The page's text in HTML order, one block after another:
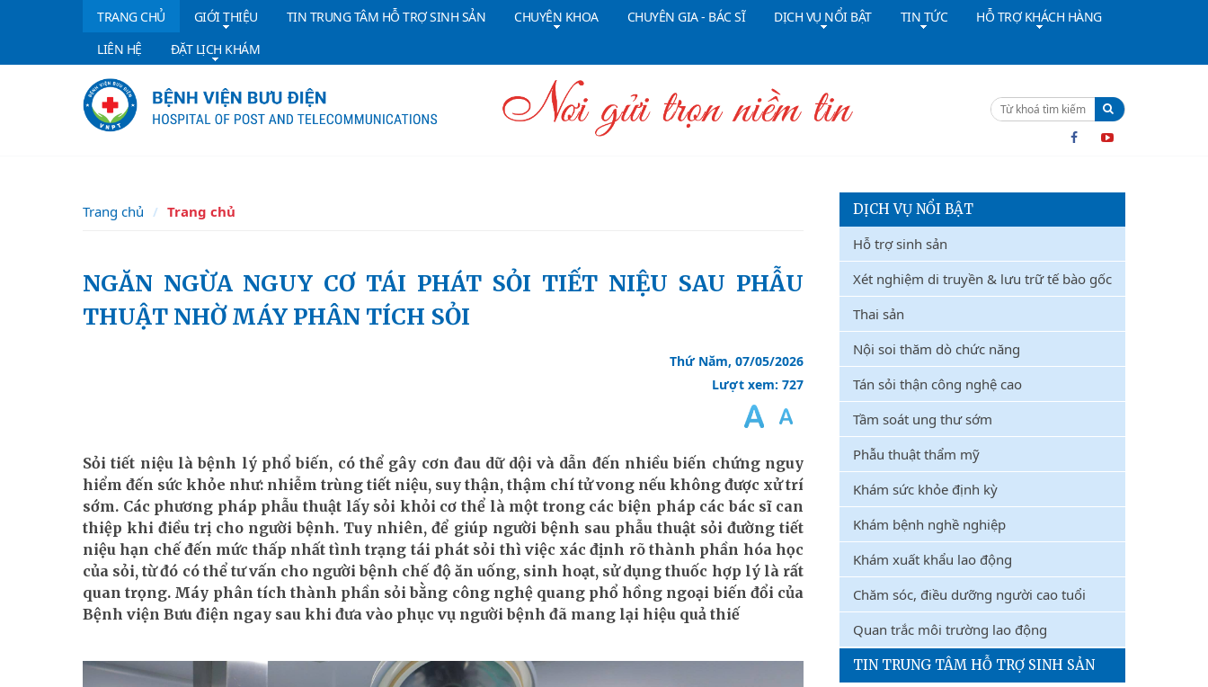
TRANG CHỦ GIỚI THIỆU TIN TRUNG TÂM HỖ TRỢ SINH SẢN CHUYÊN KHOA CHUYÊN GIA - BÁC SĨ DỊCH VỤ NỔI BẬT TIN TỨC
HỖ TRỢ KHÁCH HÀNG
LIÊN HỆ
ĐẶT LỊCH KHÁM
Trang chủ Trang chủ
NGĂN NGỪA NGUY CƠ TÁI PHÁT SỎI TIẾT NIỆU SAU PHẪU
THUẬT NHỜ MÁY PHÂN TÍCH SỎI
Thứ Năm, 07/05/2026
Lượt xem: 727
Sỏi tiết niệu là bệnh lý phổ biến, có thể gây cơn đau dữ dội và dẫn đến nhiều biến chứng nguy
hiểm đến sức khỏe như: nhiễm trùng tiết niệu, suy thận, thậm chí tử vong nếu không được xử trí
sớm. Các phương pháp phẫu thuật lấy sỏi khỏi cơ thể là một trong các biện pháp các bác sĩ can
thiệp khi điều trị cho người bệnh. Tuy nhiên, để giúp người bệnh sau phẫu thuật sỏi đường tiết
niệu hạn chế đến mức thấp nhất tình trạng tái phát sỏi thì việc xác định rõ thành phần hóa học
của sỏi, từ đó có thể tư vấn cho người bệnh chế độ ăn uống, sinh hoạt, sử dụng thuốc hợp lý là rất
quan trọng. Máy phân tích thành phần sỏi bằng công nghệ quang phổ hồng ngoại biến đổi của
Bệnh viện Bưu điện ngay sau khi đưa vào phục vụ người bệnh đã mang lại hiệu quả thiế
DỊCH VỤ NỔI BẬT
Hỗ trợ sinh sản
Xét nghiệm di truyền & lưu trữ tế bào gốc
Thai sản
Nội soi thăm dò chức năng
Tán sỏi thận công nghệ cao
Tầm soát ung thư sớm
Phẫu thuật thẩm mỹ
Khám sức khỏe định kỳ
Khám bệnh nghề nghiệp
Khám xuất khẩu lao động
Chăm sóc, điều dưỡng người cao tuổi
Quan trắc môi trường lao động
TIN TRUNG TÂM HỖ TRỢ SINH SẢN